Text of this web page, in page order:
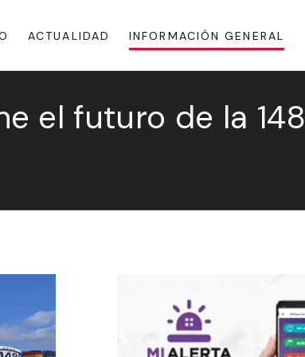
ACTUALIDAD INFORMACIÓN GENERAL
el futuro de la 148